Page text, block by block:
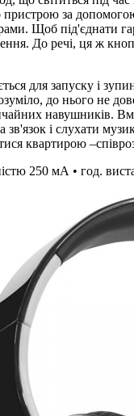
за
Щоб під'єднати
До речі, ця ж
для запуску і
до нього не
навушників.
зв'язок і слухати
квартирою
250 мА • год.